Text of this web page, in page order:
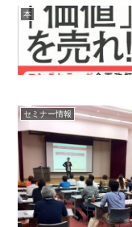
本
セミナー情報